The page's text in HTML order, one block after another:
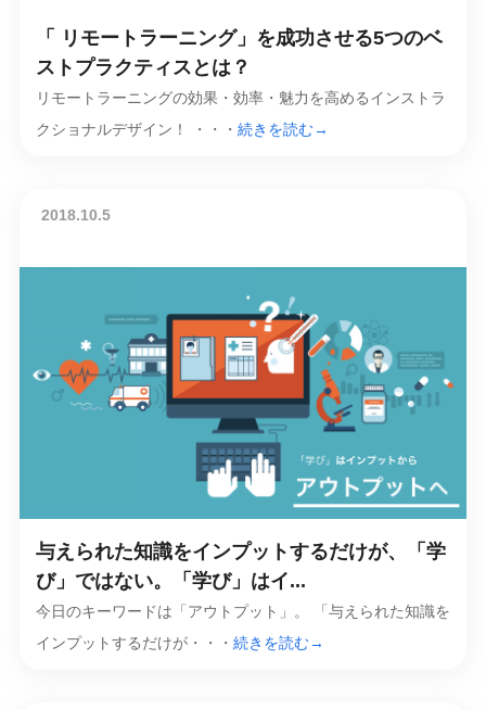
「 リモートラーニング」を成功させる5つのベ
ストプラクティスとは？
リモートラーニングの効果・効率・魅力を高めるインストラ
クショナルデザイン！ ・・・ 続きを読む→
2018.10.5
与えられた知識をインプットするだけが、「学
び」ではない。「学び」はイ...
今日のキーワードは「アウトプット」。 「与えられた知識を
インプットするだけが・・・ 続きを読む→